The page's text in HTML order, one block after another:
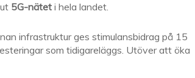
5G-nätet i hela landet.
infrastruktur ges stimulansbidrag på 15
som tidigareläggs. Utöver att öka